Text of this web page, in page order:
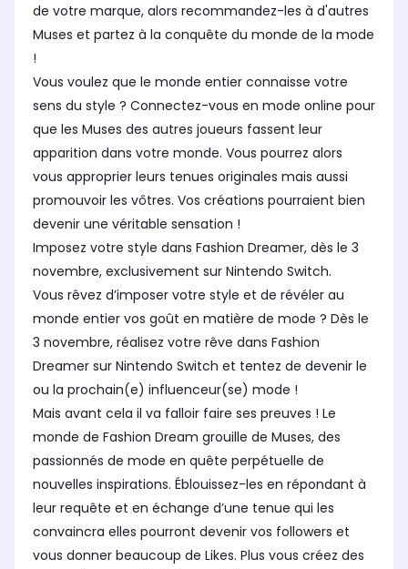
de votre marque, alors recommandez-les à d'autres
Muses et partez à la conquête du monde de la mode
!
Vous voulez que le monde entier connaisse votre
sens du style ? Connectez-vous en mode online pour
que les Muses des autres joueurs fassent leur
apparition dans votre monde. Vous pourrez alors
vous approprier leurs tenues originales mais aussi
promouvoir les vôtres. Vos créations pourraient bien
devenir une véritable sensation !
Imposez votre style dans Fashion Dreamer, dès le 3
novembre, exclusivement sur Nintendo Switch.
Vous rêvez d’imposer votre style et de révéler au
monde entier vos goût en matière de mode ? Dès le
3 novembre, réalisez votre rêve dans Fashion
Dreamer sur Nintendo Switch et tentez de devenir le
ou la prochain(e) influenceur(se) mode !
Mais avant cela il va falloir faire ses preuves ! Le
monde de Fashion Dream grouille de Muses, des
passionnés de mode en quête perpétuelle de
nouvelles inspirations. Éblouissez-les en répondant à
leur requête et en échange d’une tenue qui les
convaincra elles pourront devenir vos followers et
vous donner beaucoup de Likes. Plus vous créez des